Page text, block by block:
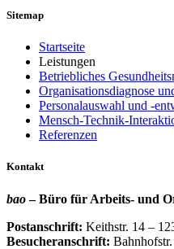
Sitemap
Startseite
Leistungen
Betriebliches
Organisationsdiagnose
Personalauswahl und -
Mensch-Technik-
Referenzen
Kontakt
bao– Büro für Arbeits- und
Postanschrift: Keithstr. 14 –
Besucheranschrift: